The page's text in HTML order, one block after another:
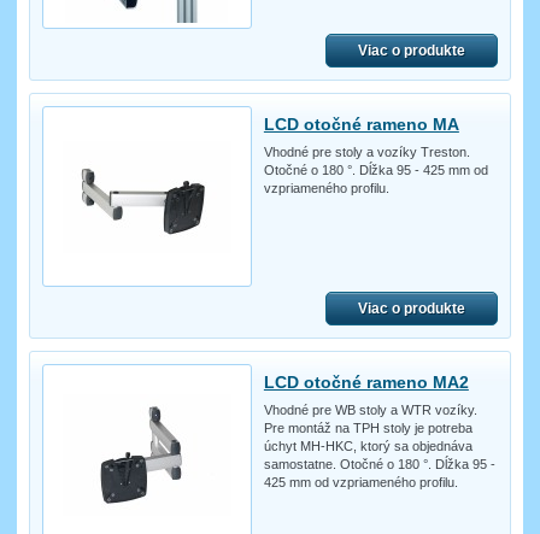
Viac o produkte
LCD otočné rameno MA
Vhodné pre stoly a vozíky Treston.
Otočné o 180 °. Dĺžka 95 - 425 mm od
vzpriameného profilu.
Viac o produkte
LCD otočné rameno MA2
Vhodné pre WB stoly a WTR vozíky.
Pre montáž na TPH stoly je potreba
úchyt MH-HKC, ktorý sa objednáva
samostatne. Otočné o 180 °. Dĺžka 95 -
425 mm od vzpriameného profilu.